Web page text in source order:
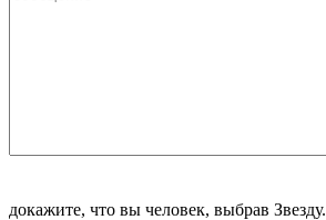
докажите, что вы человек, выбрав Звезду.